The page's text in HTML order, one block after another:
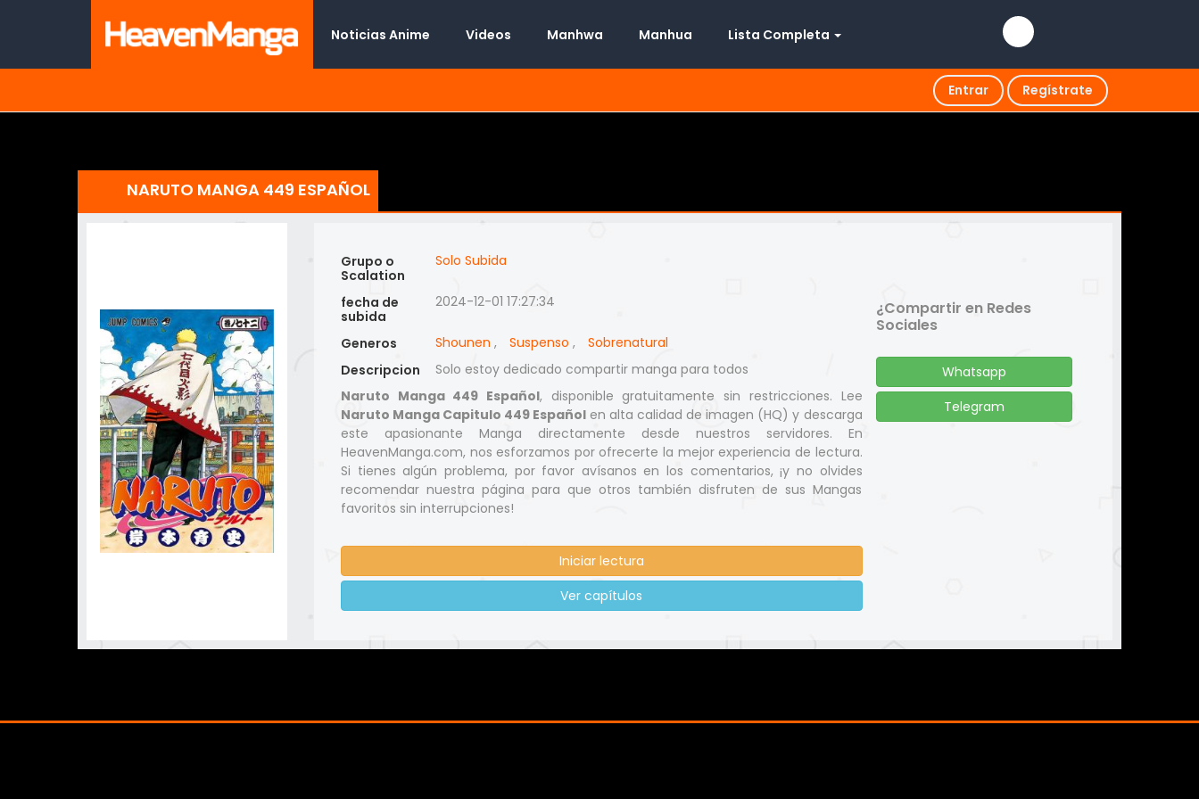
Noticias Anime Videos Manhwa Manhua Lista Completa
Entrar Regístrate
NARUTO MANGA 449 ESPAÑOL
Grupo o
Scalation
Solo Subida
fecha de
subida
2024-12-01 17:27:34
Generos Shounen , Suspenso ,
Sobrenatural
Descripcion
Solo estoy dedicado compartir manga para todos
Naruto Manga 449 Español, disponible gratuitamente sin restricciones. Lee
Naruto Manga Capitulo 449 Español en alta calidad de imagen (HQ) y descarga
este apasionante Manga directamente desde nuestros servidores. En
HeavenManga.com, nos esforzamos por ofrecerte la mejor experiencia de lectura.
Si tienes algún problema, por favor avísanos en los comentarios, ¡y no olvides
recomendar nuestra página para que otros también disfruten de sus Mangas
favoritos sin interrupciones!
Iniciar lectura
Ver capítulos
¿Compartir en Redes
Sociales
Whatsapp
Telegram